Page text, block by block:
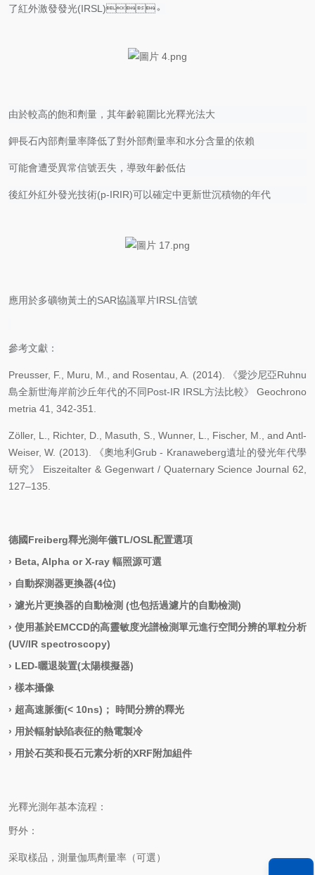
了紅外激發發光(IRSL)。
由於較高的飽和劑量，其年齡範圍比光釋光法大
鉀長石內部劑量率降低了對外部劑量率和水分含量的依賴
可能會遭受異常信號丟失，導致年齡低估
後紅外紅外發光技術(p-IRIR)可以確定中更新世沉積物的年代
應用於多礦物黃土的SAR協議單片IRSL信號
參考文獻：
Preusser, F., Muru, M., and Rosentau, A. (2014). 《愛沙尼亞Ruhnu
島全新世海岸前沙丘年代的不同Post-IR IRSL方法比較》
Geochrono
metria 41, 342-351.
Zöller, L., Richter, D., Masuth, S., Wunner, L., Fischer, M., and Antl-
Weiser, W. (2013). 《奧地利Grub - Kranaweberg遺址的發光年代學
研究》
Eiszeitalter & Gegenwart / Quaternary Science Journal 62,
127–135.
德國Freiberg釋光測年儀TL/OSL配置選項
› Beta, Alpha or X-ray 輻照源可選
› 自動探測器更換器(4位)
› 濾光片更換器的自動檢測 (也包括過濾片的自動檢測)
› 使用基於EMCCD的高靈敏度光譜檢測單元進行空間分辨的單粒分析
(UV/IR spectroscopy)
› LED-曬退裝置(太陽模擬器)
› 樣本攝像
› 超高速脈衝(< 10ns)； 時間分辨的釋光
› 用於輻射缺陷表征的熱電製冷
› 用於石英和長石元素分析的XRF附加組件
光釋光測年基本流程：
野外：
采取樣品，測量伽馬劑量率（可選）